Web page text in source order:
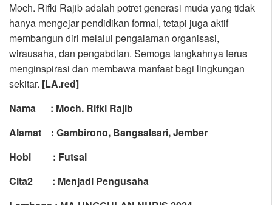
Moch. Rifki Rajib adalah potret generasi muda yang tidak
hanya mengejar pendidikan formal, tetapi juga aktif
membangun diri melalui pengalaman organisasi,
wirausaha, dan pengabdian. Semoga langkahnya terus
menginspirasi dan membawa manfaat bagi lingkungan
sekitar. [LA.red]
Nama : Moch. Rifki Rajib
Alamat : Gambirono, Bangsalsari, Jember
Hobi : Futsal
Cita2 : Menjadi Pengusaha